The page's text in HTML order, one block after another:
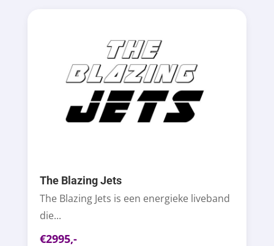
The Blazing Jets
The Blazing Jets is een energieke liveband
die...
€2995,-